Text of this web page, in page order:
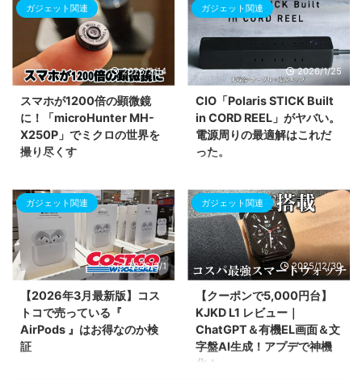
耳5gの軽さと物理ボタンの快適
操作、電車内でも聴き取れる音量
アップを体験。Clip1との違いを
比較表で詳しく紹介します。
ルタップ「700-TAP093W」を
紹介します。壁のコンセント1つ
をAC6個口とUSB3ポート（計9
口）に拡張できる驚異のスペック
を解説。PD20W対応の急速充電
や、持ち運びに便利なスイングプ
ラグ、雷サージ保護機能など、ビ
ジネスホテルの限られた電源環境
を快適かつ安全に変えるための魅
力を詳しく紹介します。
ガジェット関連
2026/2/14
スマホが1200倍の顕微鏡
に！「microHunter MH-
X250P」でミクロの世界を
撮り尽くす
1200倍の拡大撮影が可能に！ク
ラウドファンディングで話題の顕
微鏡レンズ「microHunter MH-
X250P」を紹介。前モデルX250
との違いである「偏光機能」のメ
リットや、専用アプリでの操作
性、子供の自由研究からプロの現
場まで使える活用シーンをまとめ
ました。
ガジェット関連
2026/1/25
CIO「Polaris STICK Built
in CORD REEL」がヤバい。
電源周りの最適解はこれだ
った。
リール式ケーブルが一つに！CIO
の新作「Polaris STICK Built in
CORD REEL」を徹底解説。
Amazonで完売続出、楽天では1
月中旬発送の予約待ちとなるほど
人気の秘密は、充電器部分が「分
離」する驚きのギミックにありま
した。デスク配線の最適解を紹
介。
ガジェット関連
2026/3/1
【2026年3月最新版】コス
トコで売っている『
AirPods 』はお得なのか検
証
ガジェット関連
2025/12/30
【クーポンで5,000円台】
KJKD L1 レビュー｜
ChatGPT＆有機EL画面＆文
字盤AI生成！アプデで神機
化！